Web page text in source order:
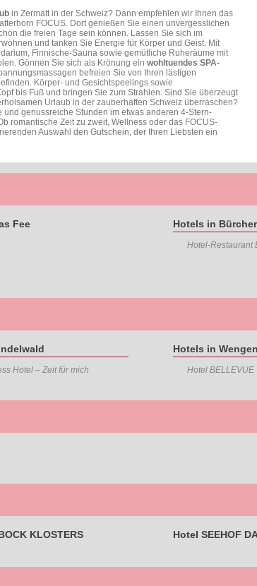
in Zermatt in der Schweiz? Dann empfehlen wir Ihnen das
FOCUS. Dort genießen Sie einen unvergesslichen
die freien Tage sein können. Lassen Sie sich im
und tanken Sie Energie für Körper und Geist. Mit
Finnische-Sauna sowie gemütliche Ruheräume mit
Gönnen Sie sich als Krönung ein wohltuendes SPA-
befreien Sie von Ihren lästigen
Körper- und Gesichtspeelings sowie
bis Fuß und bringen Sie zum Strahlen. Sind Sie überzeugt
Urlaub in der zauberhaften Schweiz überraschen?
genussreiche Stunden im etwas anderen 4-Stern-
romantische Zeit zu zweit, Wellness oder das FOCUS-
Auswahl den Gutschein, der Ihren Liebsten ein
Fee Hotels in
Hotel-Restaurant
Hotel – Zeit für mich
Hotels in Wengen
Hotel BELLEVUE
KLOSTERS Hotel SEEHOF